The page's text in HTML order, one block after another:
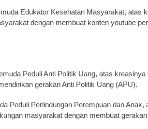
Edukator Kesehatan Masyarakat, atas
dengan membuat konten youtube
Peduli Anti Politik Uang, atas
gerakan Anti Politik Uang (APU).
Peduli Perlindungan Perempuan dan
masyarakat dengan membuat